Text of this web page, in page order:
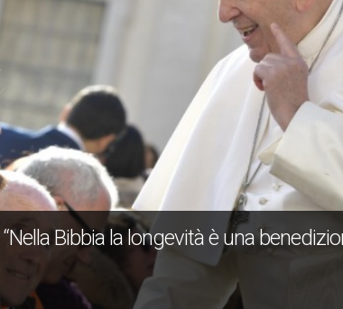
Bibbia la longevità è una